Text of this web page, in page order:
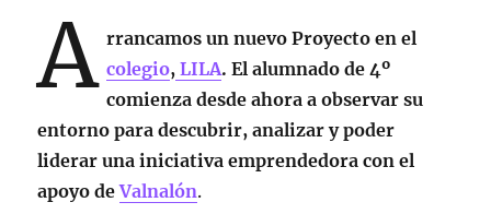
A rrancamos un nuevo Proyecto en el
colegio, LILA. El alumnado de 4º
comienza desde ahora a observar su
entorno para descubrir, analizar y poder
liderar una iniciativa emprendedora con el
apoyo deValnalón.